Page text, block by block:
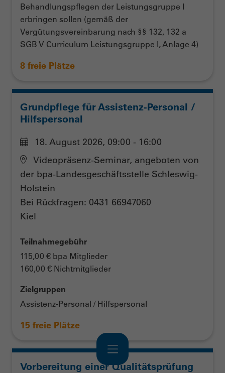
Navigation
Behandlungspflegen der Leistungsgruppe I
erbringen sollen (gemäß der
Vergütungsvereinbarung nach §§ 132, 132 a
SGB V Curriculum Leistungsgruppe I, Anlage 4)
8 freie Plätze
Grundpflege für Assistenz-Personal /
Hilfspersonal
18. August 2026, 09:00 - 16:00
Videopräsenz-Seminar, angeboten von
der bpa-Landesgeschäftsstelle Schleswig-
Holstein
Bei Rückfragen: 0431 66947060
Kiel
Teilnahmegebühr
115,00 € bpa Mitglieder
160,00 € Nichtmitglieder
Zielgruppen
Assistenz-Personal / Hilfspersonal
15 freie Plätze
Vorbereitung einer Qualitätsprüfung